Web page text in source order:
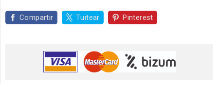
Compartir Tuitear Pinterest